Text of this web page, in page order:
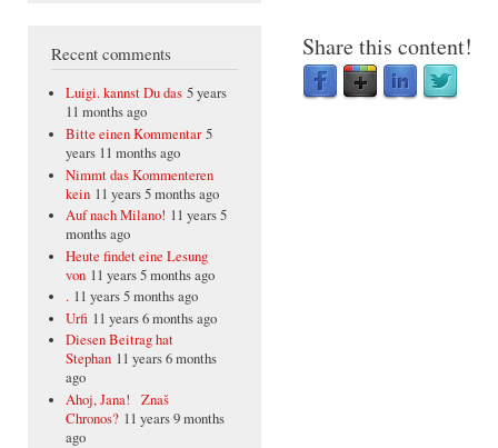
Recent comments
Luigi. kannst Du das 5 years
11 months ago
Bitte einen Kommentar 5
years 11 months ago
Nimmt das Kommenteren
kein 11 years 5 months ago
Auf nach Milano! 11 years 5
months ago
Heute findet eine Lesung
von 11 years 5 months ago
. 11 years 5 months ago
Urfi 11 years 6 months ago
Diesen Beitrag hat
Stephan 11 years 6 months
ago
Ahoj, Jana! Znaš
Chronos? 11 years 9 months
ago
Share this content!